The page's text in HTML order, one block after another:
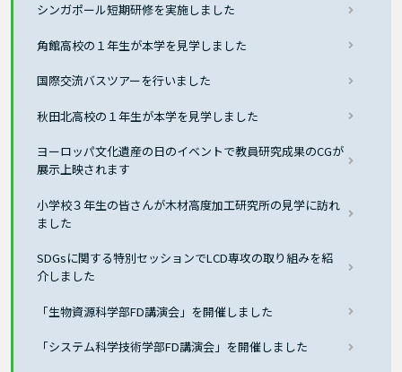
シンガポール短期研修を実施しました
角館高校の１年生が本学を見学しました
国際交流バスツアーを行いました
秋田北高校の１年生が本学を見学しました
ヨーロッパ文化遺産の日のイベントで教員研究成果のCGが
展示上映されます
小学校３年生の皆さんが木材高度加工研究所の見学に訪れ
ました
SDGsに関する特別セッションでLCD専攻の取り組みを紹
介しました
「生物資源科学部FD講演会」を開催しました
「システム科学技術学部FD講演会」を開催しました